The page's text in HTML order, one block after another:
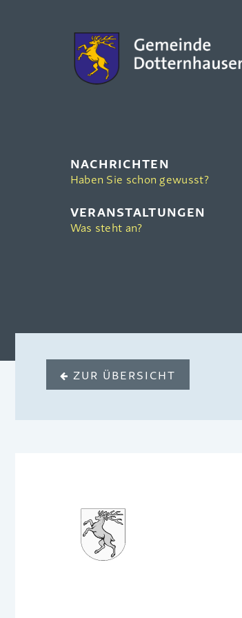
NACHRICHTEN
Haben Sie schon gewusst?
VERANSTALTUNGEN
Was steht an?
ZUR ÜBERSICHT